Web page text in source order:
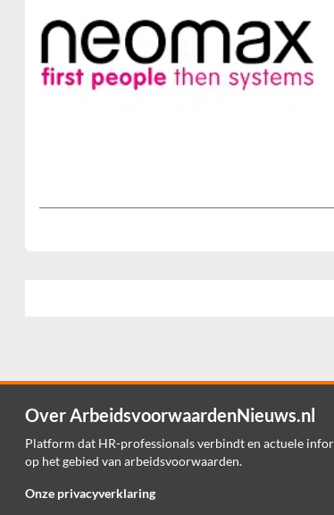
Over ArbeidsvoorwaardenNieuws.nl
Platform dat HR-professionals verbindt en actuele
op het gebied van arbeidsvoorwaarden.
Onze privacyverklaring